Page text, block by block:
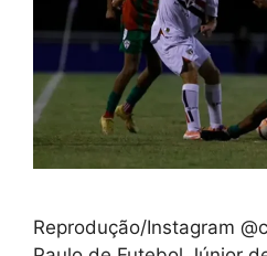
Reprodução/Instagram